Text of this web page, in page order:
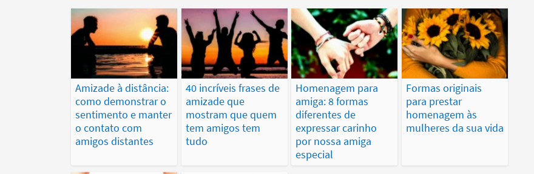
Amizade à distância:
como demonstrar o
sentimento e manter
o contato com
amigos distantes
40 incríveis frases de
amizade que
mostram que quem
tem amigos tem
tudo
Homenagem para
amiga: 8 formas
diferentes de
expressar carinho
por nossa amiga
especial
Formas originais
para prestar
homenagem às
mulheres da sua vida